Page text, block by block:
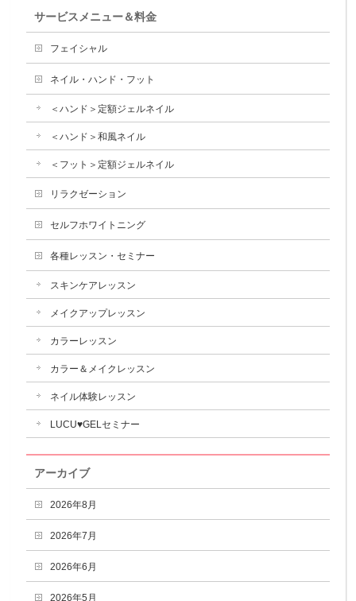
サービスメニュー＆料金
フェイシャル
ネイル・ハンド・フット
＜ハンド＞定額ジェルネイル
＜ハンド＞和風ネイル
＜フット＞定額ジェルネイル
リラクゼーション
セルフホワイトニング
各種レッスン・セミナー
スキンケアレッスン
メイクアップレッスン
カラーレッスン
カラー＆メイクレッスン
ネイル体験レッスン
LUCU♥GELセミナー
アーカイブ
2026年8月
2026年7月
2026年6月
2026年5月